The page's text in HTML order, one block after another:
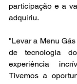
participação e a
adquiriu.
"Levar a Menu
de tecnologia
experiência
Tivemos a